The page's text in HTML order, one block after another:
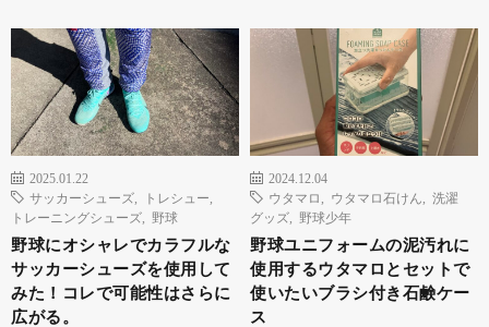
2025.01.22
サッカーシューズ
トレシュー
トレーニングシューズ
野球
野球にオシャレでカラフルな
サッカーシューズを使用して
みた！コレで可能性はさらに
広がる。
2024.12.04
ウタマロ
ウタマロ石けん
洗濯
グッズ
野球少年
野球ユニフォームの泥汚れに
使用するウタマロとセットで
使いたいブラシ付き石鹸ケー
ス